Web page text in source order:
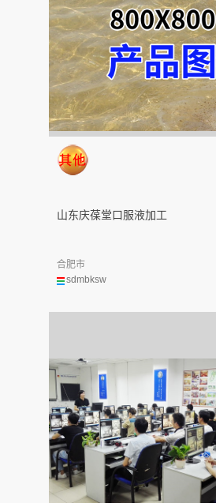
山东庆葆堂口服液加工
sdmbksw
合肥市